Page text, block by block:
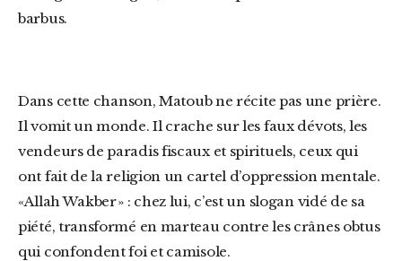
barbus.
Dans cette chanson, Matoub ne récite pas une prière.
Il vomit un monde. Il crache sur les faux dévots, les
vendeurs de paradis fiscaux et spirituels, ceux qui
ont fait de la religion un cartel d’oppression mentale.
« Allah Wakber » : chez lui, c’est un slogan vidé de sa
piété, transformé en marteau contre les crânes obtus
qui confondent foi et camisole.